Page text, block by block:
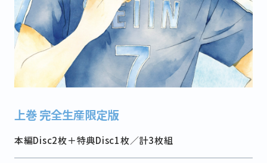
上巻 完全生産限定版
本編Disc2枚＋特典Disc1枚／計3枚組